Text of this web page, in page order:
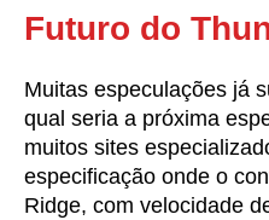
Futuro do
Muitas especulações já
qual seria a próxima
muitos sites
especificação onde o
Ridge, com velocidade